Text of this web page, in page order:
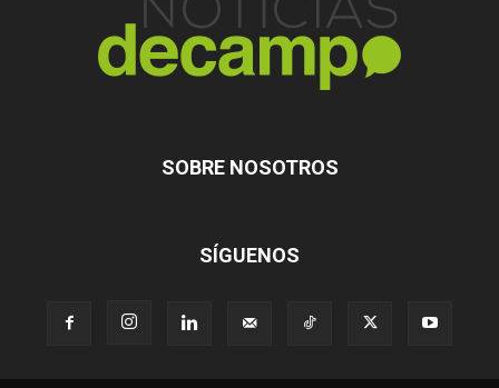
SOBRE NOSOTROS
SÍGUENOS